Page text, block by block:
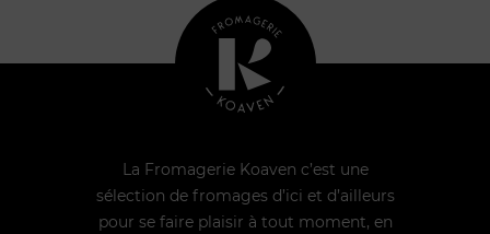
La Fromagerie Koaven c’est une
sélection de fromages d’ici et d’ailleurs
pour se faire plaisir à tout moment, en